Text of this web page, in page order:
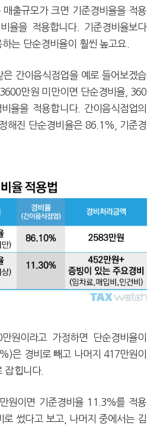
출규모가 크면 기준경비율을 적용
율을 적용합니다. 기준경비율보다
는 단순경비율이 훨씬 높고요.
간이음식점업을 예로 들어보겠습
만원 미만이면 단순경비율, 360
율을 적용합니다. 간이음식점업의
해진 단순경비율은 86.1%, 기준경
원이라고 가정하면 단순경비율이
은 경비로 빼고 나머지 417만원이
잡힙니다.
원이면 기준경비율 11.3%를 적용
썼다고 보고, 나머지 중에서는 김